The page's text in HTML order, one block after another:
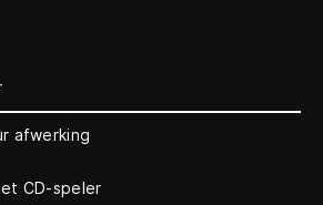
afwerking
CD-speler